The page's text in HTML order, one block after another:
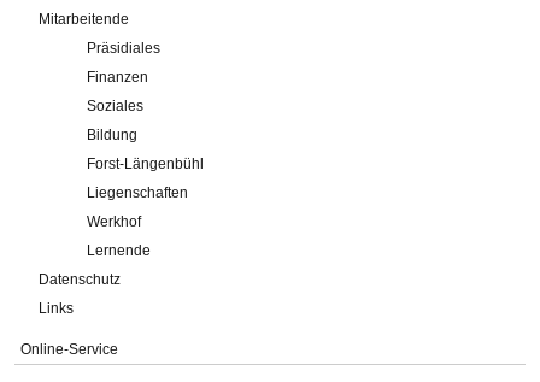
Mitarbeitende
Präsidiales
Finanzen
Soziales
Bildung
Forst-Längenbühl
Liegenschaften
Werkhof
Lernende
Datenschutz
Links
Online-Service